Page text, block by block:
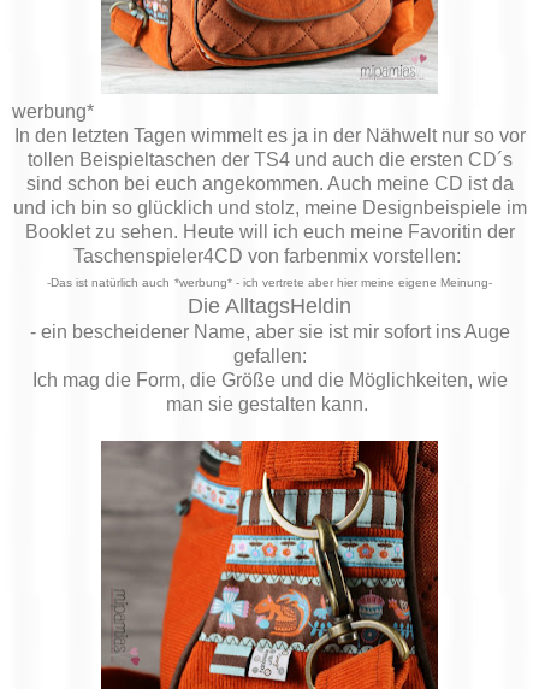
werbung*
In den letzten Tagen wimmelt es ja in der Nähwelt nur so vor
tollen Beispieltaschen der TS4 und auch die ersten CD´s
sind schon bei euch angekommen. Auch meine CD ist da
und ich bin so glücklich und stolz, meine Designbeispiele im
Booklet zu sehen. Heute will ich euch meine Favoritin der
Taschenspieler4CD von farbenmix vorstellen:
-Das ist natürlich auch *werbung* - ich vertrete aber hier meine eigene Meinung-
Die AlltagsHeldin
- ein bescheidener Name, aber sie ist mir sofort ins Auge
gefallen:
Ich mag die Form, die Größe und die Möglichkeiten, wie
man sie gestalten kann.